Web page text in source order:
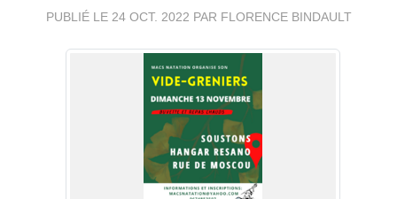
PUBLIÉ LE 24 OCT. 2022 PAR FLORENCE BINDAULT